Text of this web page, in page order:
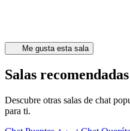
Me gusta esta sala
Salas recomendadas
Descubre otras salas de chat
para ti.